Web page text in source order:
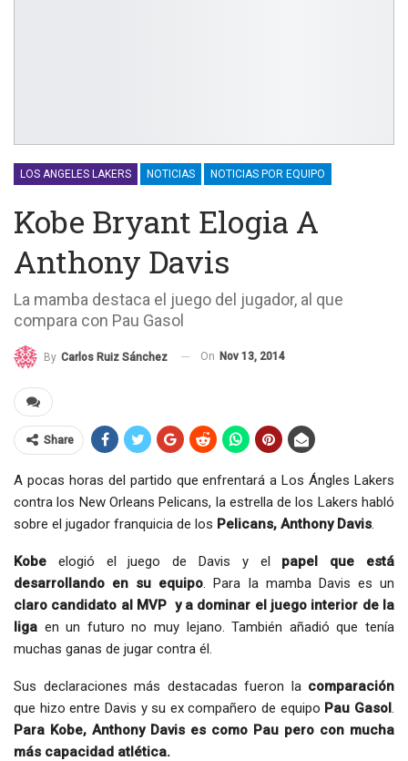
LOS ANGELES LAKERS NOTICIAS NOTICIAS POR EQUIPO
Kobe Bryant Elogia A
Anthony Davis
La mamba destaca el juego del jugador, al que
compara con Pau Gasol
By Carlos Ruiz Sánchez On Nov 13, 2014
Share
A pocas horas del partido que enfrentará a Los Ángles Lakers
contra los New Orleans Pelicans, la estrella de los Lakers habló
sobre el jugador franquicia de los Pelicans, Anthony Davis.
Kobe elogió el juego de Davis y el papel que está
desarrollando en su equipo. Para la mamba Davis es un
claro candidato al MVP y a dominar el juego interior de la
liga en un futuro no muy lejano. También añadió que tenía
muchas ganas de jugar contra él.
Sus declaraciones más destacadas fueron la comparación
que hizo entre Davis y su ex compañero de equipo Pau Gasol.
Para Kobe, Anthony Davis es como Pau pero con mucha
más capacidad atlética.